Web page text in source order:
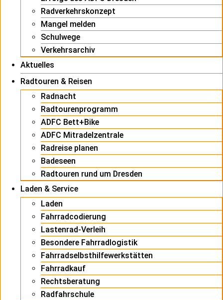
Radverkehrskonzept
Mangel melden
Schulwege
Verkehrsarchiv
Aktuelles
Radtouren & Reisen
Radnacht
Radtourenprogramm
ADFC Bett+Bike
ADFC Mitradelzentrale
Radreise planen
Badeseen
Radtouren rund um Dresden
Laden & Service
Laden
Fahrradcodierung
Lastenrad-Verleih
Besondere Fahrradlogistik
Fahrradselbsthilfewerkstätten
Fahrradkauf
Rechtsberatung
Radfahrschule